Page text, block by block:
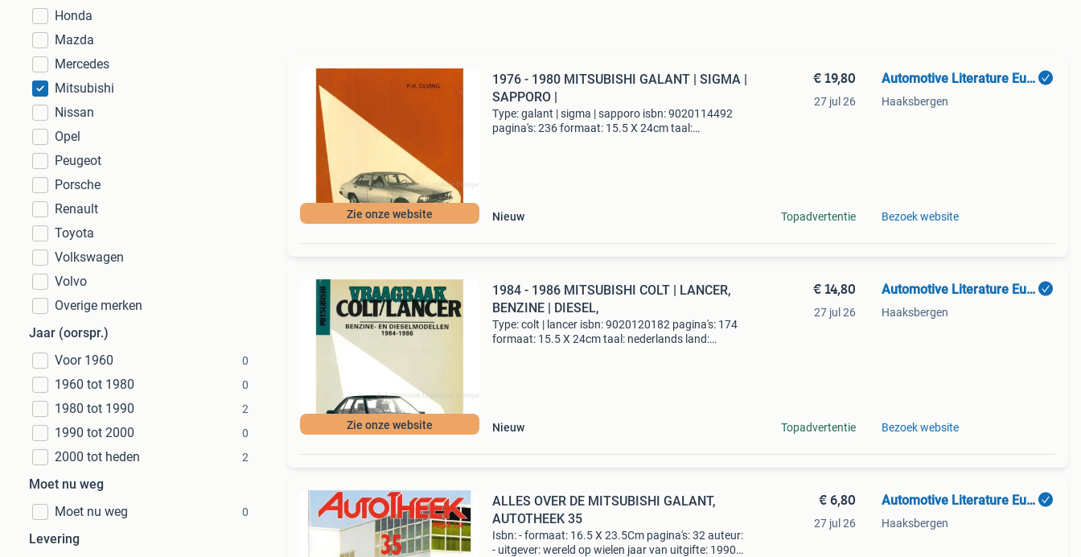
Honda
Mazda
Mercedes
Mitsubishi
Nissan
Opel
Peugeot
Porsche
Renault
Toyota
Volkswagen
Volvo
Overige merken
Jaar (oorspr.)
Voor 1960
0
1960 tot 1980 0
1980 tot 1990 2
1990 tot 2000 0
2000 tot heden 2
Moet nu weg
Moet nu weg
0
Levering
Zie onze website
1976 - 1980 MITSUBISHI GALANT | SIGMA |
SAPPORO |
Type: galant | sigma | sapporo isbn: 9020114492
pagina's: 236 formaat: 15.5 X 24cm taal:
Nieuw
€ 19,80
27 jul 26
Topadvertentie
Automotive Literature Europe
Haaksbergen
Bezoek website
Zie onze website
1984 - 1986 MITSUBISHI COLT | LANCER,
BENZINE | DIESEL,
Type: colt | lancer isbn: 9020120182 pagina's: 174
formaat: 15.5 X 24cm taal: nederlands land:
Nieuw
€ 14,80
27 jul 26
Topadvertentie
Automotive Literature Europe
Haaksbergen
Bezoek website
ALLES OVER DE MITSUBISHI GALANT,
AUTOTHEEK 35
Isbn: - formaat: 16.5 X 23.5Cm pagina's: 32 auteur:
- uitgever: wereld op wielen jaar van uitgifte: 1990
€ 6,80
27 jul 26
Automotive Literature Europe
Haaksbergen